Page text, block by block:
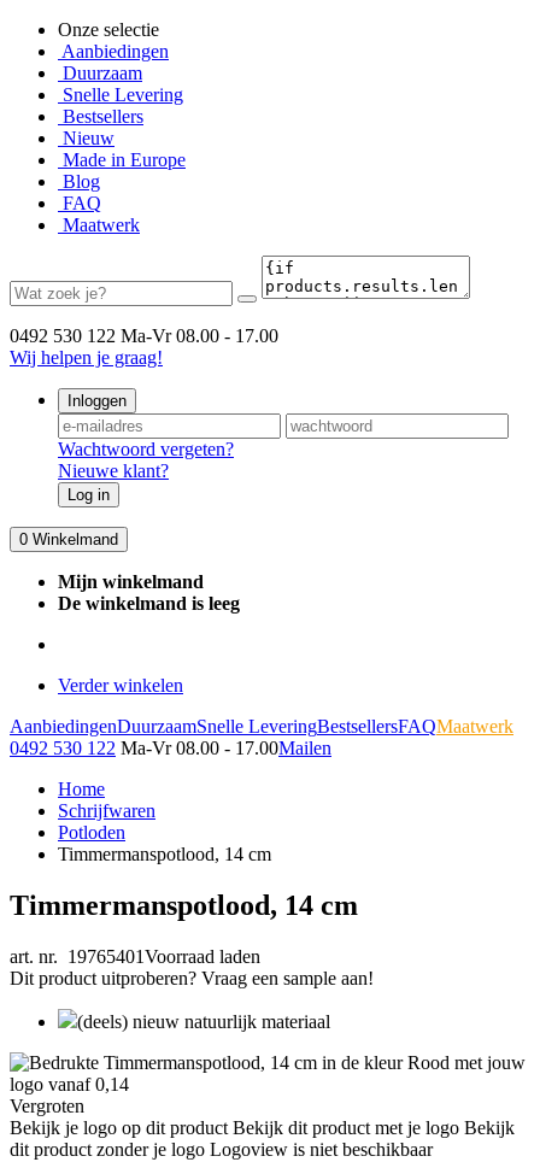
Onze selectie
Aanbiedingen
Duurzaam
Snelle Levering
Bestsellers
Nieuw
Made in Europe
Blog
FAQ
Maatwerk
0492 530 122 Ma-Vr 08.00 - 17.00
Wij helpen je graag!
Inloggen
Wachtwoord vergeten?
Nieuwe klant?
Log in
0 Winkelmand
Mijn winkelmand
De winkelmand is leeg
Verder winkelen
AanbiedingenDuurzaamSnelle LeveringBestsellersFAQMaatwerk
0492 530 122 Ma-Vr 08.00 - 17.00Mailen
Home
Schrijfwaren
Potloden
Timmermanspotlood, 14 cm
Timmermanspotlood, 14 cm
art. nr. 19765401Voorraad laden
Dit product uitproberen? Vraag een sample aan!
(deels) nieuw natuurlijk materiaal
Vergroten
Bekijk je logo op dit product Bekijk dit product met je logo Bekijk
dit product zonder je logo Logoview is niet beschikbaar